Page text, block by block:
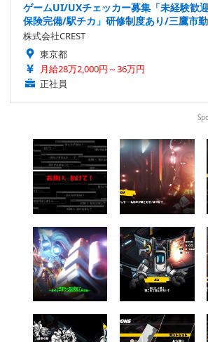
ゲームUI/UXチェッカー募集「未経験歓
保険完備/駅チカ」研修制度あり/三鷹市
株式会社CREST
東京都
月給28万2,000円～36万円
正社員